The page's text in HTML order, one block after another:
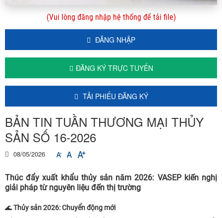
(Vui lòng đăng nhập hệ thống để tải file)
ĐĂNG NHẬP
ĐĂNG KÝ TRỰC TUYẾN
TẢI PHIẾU ĐĂNG KÝ
BẢN TIN TUẦN THƯƠNG MẠI THỦY
SẢN SỐ 16-2026
08/05/2026
Thúc đẩy xuất khẩu thủy sản năm 2026: VASEP kiến nghị
giải pháp từ nguyên liệu đến thị trường
🌊Thủy sản 2026: Chuyển động mới